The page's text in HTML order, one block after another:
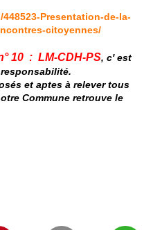
Presentation-de-la-
citoyennes/
10 : LM-CDH-PS, c' est
et aptes à relever tous
Commune retrouve le